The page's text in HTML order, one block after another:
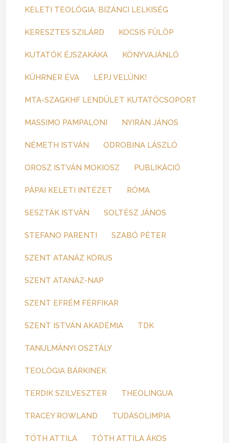
KELETI TEOLÓGIA, BIZÁNCI LELKISÉG
KERESZTES SZILÁRD KOCSIS FÜLÖP
KUTATÓK ÉJSZAKÁKA KÖNYVAJÁNLÓ
KÜHRNER ÉVA LÉPJ VELÜNK!
MTA-SZAGKHF LENDÜLET KUTATÓCSOPORT
MASSIMO PAMPALONI NYIRÁN JÁNOS
NÉMETH ISTVÁN ODROBINA LÁSZLÓ
OROSZ ISTVÁN MOKIOSZ PUBLIKÁCIÓ
PÁPAI KELETI INTÉZET RÓMA
SESZTÁK ISTVÁN SOLTÉSZ JÁNOS
STEFANO PARENTI SZABÓ PÉTER
SZENT ATANÁZ KÓRUS
SZENT ATANÁZ-NAP
SZENT EFRÉM FÉRFIKAR
SZENT ISTVÁN AKADÉMIA TDK
TANULMÁNYI OSZTÁLY
TEOLÓGIA BÁRKINEK
TERDIK SZILVESZTER THEOLINGUA
TRACEY ROWLAND TUDÁSOLIMPIA
TÓTH ATTILA TÓTH ATTILA ÁKOS